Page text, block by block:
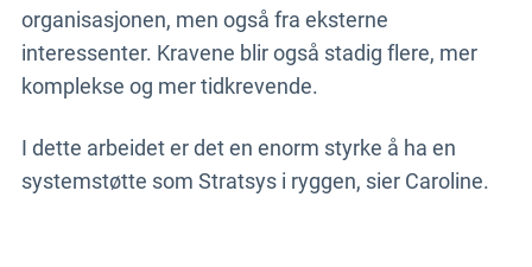
organisasjonen, men også fra eksterne
interessenter. Kravene blir også stadig flere, mer
komplekse og mer tidkrevende.
I dette arbeidet er det en enorm styrke å ha en
systemstøtte som Stratsys i ryggen, sier Caroline.